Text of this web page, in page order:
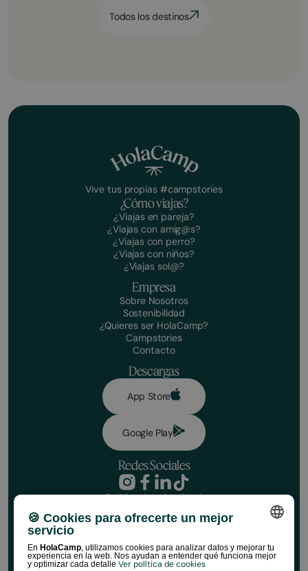
¡Haz tu reserva!
Fechas
Todos los destinos
Vive tus propias #campstories
¿Cómo viajas?
¿Viajas en pareja?
¿Viajas con amig@s?
¿Viajas con perro?
¿Viajas con niños?
¿Viajas sol@?
Empresa
Sobre Nosotros
Sostenibilidad
¿Quieres ser HolaCamp?
Campstories
Contacto
Descargas
App Store
Google Play
Redes Sociales
Política de privacidad
Aviso legal
Política de cookies
Normativa de Tiendas HolaCamp
SPANISH
🍪 Cookies para ofrecerte un mejor
servicio
En HolaCamp, utilizamos cookies para analizar datos y mejorar tu
experiencia en la web. Nos ayudan a entender qué funciona mejor
y optimizar cada detalle Ver política de cookies